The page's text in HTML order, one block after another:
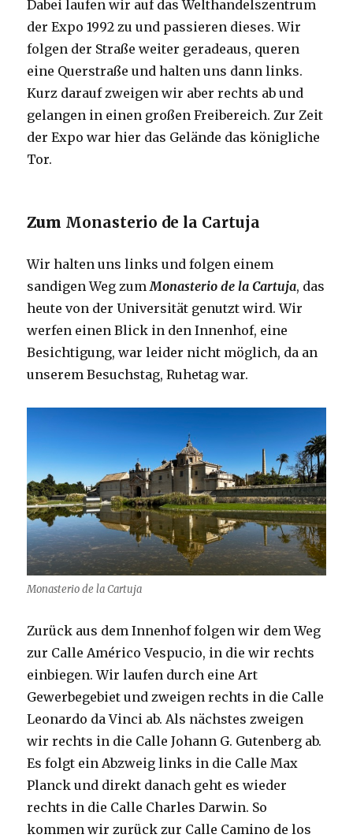
Dabei laufen wir auf das Welthandelszentrum
der Expo 1992 zu und passieren dieses. Wir
folgen der Straße weiter geradeaus, queren
eine Querstraße und halten uns dann links.
Kurz darauf zweigen wir aber rechts ab und
gelangen in einen großen Freibereich. Zur Zeit
der Expo war hier das Gelände das königliche
Tor.
Zum Monasterio de la Cartuja
Wir halten uns links und folgen einem
sandigen Weg zumMonasterio de la Cartuja, das
heute von der Universität genutzt wird. Wir
werfen einen Blick in den Innenhof, eine
Besichtigung, war leider nicht möglich, da an
unserem Besuchstag, Ruhetag war.
Monasterio de la Cartuja
Zurück aus dem Innenhof folgen wir dem Weg
zur Calle Américo Vespucio, in die wir rechts
einbiegen. Wir laufen durch eine Art
Gewerbegebiet und zweigen rechts in die Calle
Leonardo da Vinci ab. Als nächstes zweigen
wir rechts in die Calle Johann G. Gutenberg ab.
Es folgt ein Abzweig links in die Calle Max
Planck und direkt danach geht es wieder
rechts in die Calle Charles Darwin. So
kommen wir zurück zur Calle Camino de los